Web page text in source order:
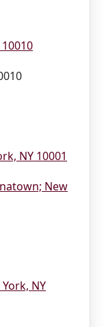
NY 10001
New
NY